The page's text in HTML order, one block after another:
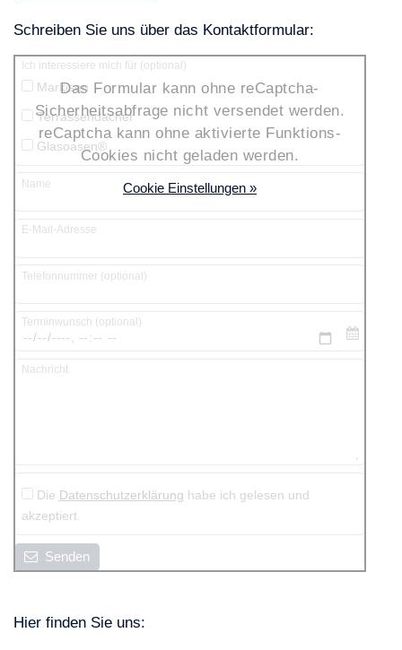
Schreiben Sie uns über das Kontaktformular:
Ich interessiere mich für (optional)
Markisen
Terrassendächer
Glasoasen®
Name
E-Mail-Adresse
Telefonnummer (optional)
Terminwunsch (optional)
Nachricht
Die Datenschutzerklärung habe ich gelesen und
akzeptiert.
Senden
Das Formular kann ohne reCaptcha-
Sicherheitsabfrage nicht versendet werden.
reCaptcha kann ohne aktivierte Funktions-
Cookies nicht geladen werden.
Cookie Einstellungen »
Hier finden Sie uns: